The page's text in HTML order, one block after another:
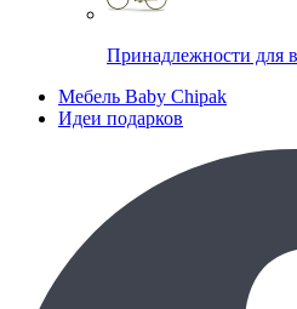
Принадлежности для
Мебель Baby Chipak
Идеи подарков